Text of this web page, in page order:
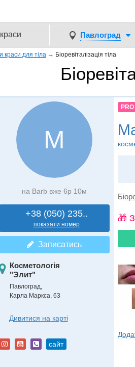
Павлоград
краси для тіла → Біоревіталізація тіла
М
на Barb вже 6р 10м
+38 (050) 235..
показати номер
Записатись
Косметологія
"Элит"
Павлоград,
Карла Маркса, 63
Дивитися на карті
сайт
PRO
🎁